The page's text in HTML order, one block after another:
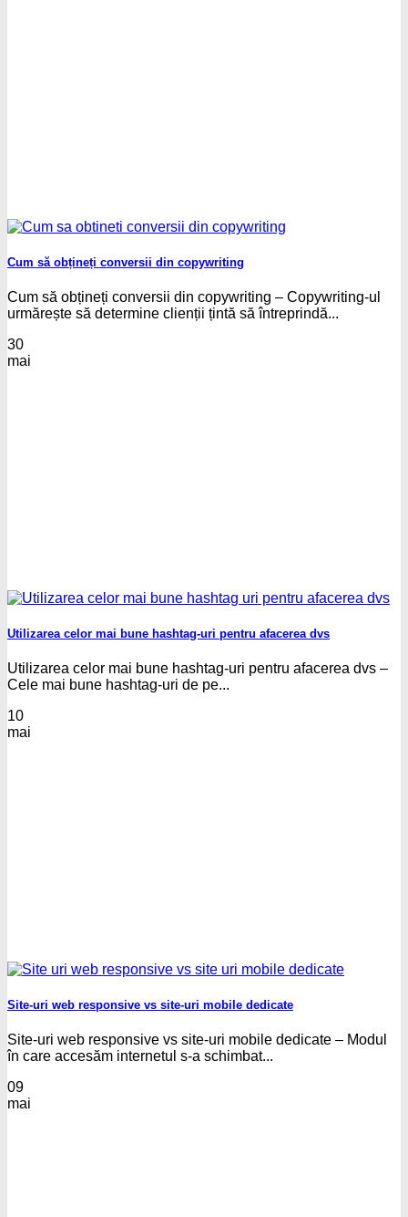
Cum să obțineți conversii din copywriting
Cum să obțineți conversii din copywriting – Copywriting-ul
urmărește să determine clienții țintă să întreprindă...
30
mai
Utilizarea celor mai bune hashtag-uri pentru afacerea dvs
Utilizarea celor mai bune hashtag-uri pentru afacerea dvs –
Cele mai bune hashtag-uri de pe...
10
mai
Site-uri web responsive vs site-uri mobile dedicate
Site-uri web responsive vs site-uri mobile dedicate – Modul
în care accesăm internetul s-a schimbat...
09
mai